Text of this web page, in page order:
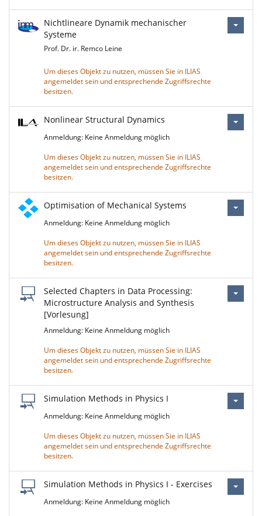
Nichtlineare Dynamik mechanischer
Systeme
Prof. Dr. ir. Remco Leine
Um dieses Objekt zu nutzen, müssen Sie in ILIAS
angemeldet sein und entsprechende Zugriffsrechte
besitzen.
Nonlinear Structural Dynamics
Anmeldung: Keine Anmeldung möglich
Um dieses Objekt zu nutzen, müssen Sie in ILIAS
angemeldet sein und entsprechende Zugriffsrechte
besitzen.
Optimisation of Mechanical Systems
Anmeldung: Keine Anmeldung möglich
Um dieses Objekt zu nutzen, müssen Sie in ILIAS
angemeldet sein und entsprechende Zugriffsrechte
besitzen.
Selected Chapters in Data Processing:
Microstructure Analysis and Synthesis
[Vorlesung]
Anmeldung: Keine Anmeldung möglich
Um dieses Objekt zu nutzen, müssen Sie in ILIAS
angemeldet sein und entsprechende Zugriffsrechte
besitzen.
Simulation Methods in Physics I
Anmeldung: Keine Anmeldung möglich
Um dieses Objekt zu nutzen, müssen Sie in ILIAS
angemeldet sein und entsprechende Zugriffsrechte
besitzen.
Simulation Methods in Physics I - Exercises
Anmeldung: Keine Anmeldung möglich